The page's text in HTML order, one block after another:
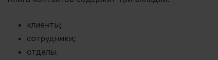
клиенты;
сотрудники;
отделы.